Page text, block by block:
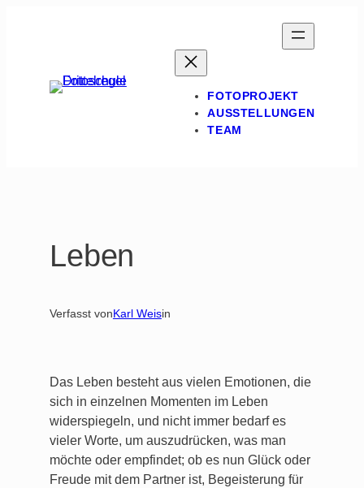
FOTOPROJEKT
AUSSTELLUNGEN
TEAM
Leben
Verfasst vonKarl Weisin
Das Leben besteht aus vielen Emotionen, die
sich in einzelnen Momenten im Leben
widerspiegeln, und nicht immer bedarf es
vieler Worte, um auszudrücken, was man
möchte oder empfindet; ob es nun Glück oder
Freude mit dem Partner ist, Begeisterung für